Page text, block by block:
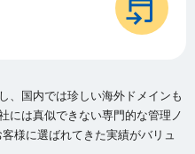
、国内では珍しい海外ドメインも
には真似できない専門的な管理ノ
様に選ばれてきた実績がバリュ